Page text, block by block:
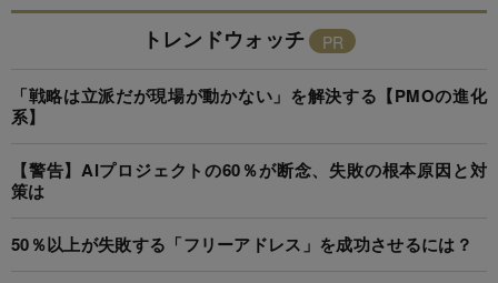
トレンドウォッチ
「戦略は立派だが現場が動かない」を解決する【PMOの進化
系】
【警告】AIプロジェクトの60％が断念、失敗の根本原因と対
策は
50％以上が失敗する「フリーアドレス」を成功させるには？